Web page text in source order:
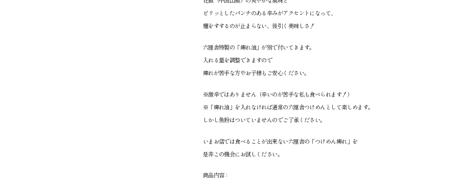
ピリッとしたパンチのある辛みがアクセントになって、
麺をすするのが止まらない、後引く美味しさ！
六厘舎特製の「痺れ油」が別で付いてきます。
入れる量を調整できますので
痺れが苦手な方やお子様もご安心ください。
※激辛ではありません（辛いのが苦手な私も食べられます！）
※「痺れ油」を入れなければ通常の六厘舎つけめんとして楽しめます。
しかし魚粉はついていませんのでご了承ください。
いまお店では食べることが出来ない六厘舎の「つけめん痺れ」を
是非この機会にお試しください。
商品内容：